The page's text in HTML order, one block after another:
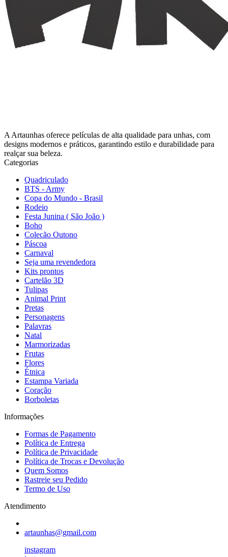
A Artaunhas oferece películas de alta qualidade para unhas, com
designs modernos e práticos, garantindo estilo e durabilidade para
realçar sua beleza.
Categorias
Quadriculado
BTS - Army
Copa do Mundo - Brasil
Rodeio
Festa Junina ( São João )
Boho
Colecão Outono
Páscoa
Carnaval
Seja uma revendedora
Kits prontos
Cartelão 3D
Tulipas
Animal Print
Pretas
Personagens
Palavras
Natal
Marmorizadas
Frutas
Flores
Étnica
Estampa Variada
Coração
Borboletas
Informações
Formas de Pagamento
Política de Entrega
Política de Privacidade
Política de Trocas e Devolução
Quem Somos
Rastreie seu Pedido
Termo de Uso
Atendimento
artaunhas@gmail.com
instagram